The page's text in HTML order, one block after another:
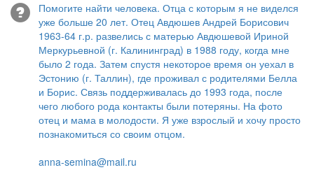
Помогите найти человека. Отца с которым я не виделся
уже больше 20 лет. Отец Авдюшев Андрей Борисович
1963-64 г.р. развелись с матерью Авдюшевой Ириной
Меркурьевной (г. Калининград) в 1988 году, когда мне
было 2 года. Затем спустя некоторое время он уехал в
Эстонию (г. Таллин), где проживал с родителями Белла
и Борис. Связь поддерживалась до 1993 года, после
чего любого рода контакты были потеряны. На фото
отец и мама в молодости. Я уже взрослый и хочу просто
познакомиться со своим отцом.
anna-semina@mail.ru